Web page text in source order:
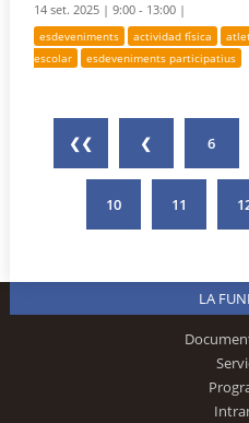
14 set. 2025 |9:00 - 13:00 |
esdeveniments actividad física
escolar
esdeveniments participatius
❮❮ ❮ 6
10 11
LA